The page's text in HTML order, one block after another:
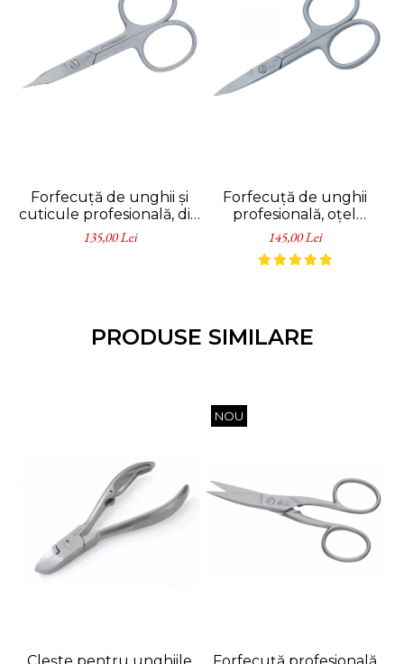
Forfecuță de unghii și
cuticule profesională, din
oțel inoxidabil, Erbe
Solingen
135,00 Lei
Forfecuță de unghii
profesională, oțel
inoxidabil, 9 cm, Erbe
Solingen
145,00 Lei
PRODUSE SIMILARE
Clește pentru unghiile
NOU
Forfecuță profesională